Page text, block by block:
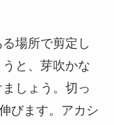
場所で剪定し
と、芽吹かな
しょう。切っ
びます。アカシ